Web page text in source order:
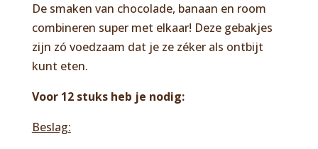
De smaken van chocolade, banaan en room
combineren super met elkaar! Deze gebakjes
zijn zó voedzaam dat je ze zéker als ontbijt
kunt eten.
Voor 12 stuks heb je nodig:
Beslag: